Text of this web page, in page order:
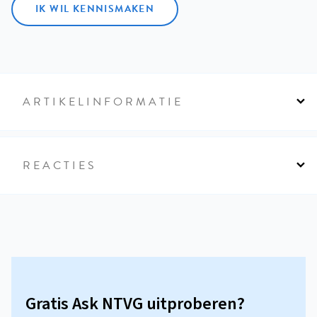
IK WIL KENNISMAKEN
ARTIKELINFORMATIE
REACTIES
Gratis Ask NTVG uitproberen?